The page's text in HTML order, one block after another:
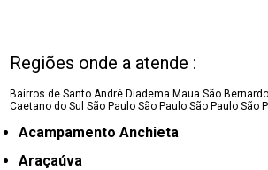
Regiões onde a atende :
Bairros de Santo André Diadema Maua São
Caetano do SulSão Paulo São Paulo São Paulo São
Acampamento Anchieta
Araçaúva